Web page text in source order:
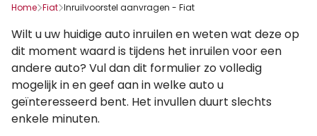
Home Fiat Inruilvoorstel aanvragen - Fiat
Wilt u uw huidige auto inruilen en weten wat deze op
dit moment waard is tijdens het inruilen voor een
andere auto? Vul dan dit formulier zo volledig
mogelijk in en geef aan in welke auto u
geïnteresseerd bent. Het invullen duurt slechts
enkele minuten.